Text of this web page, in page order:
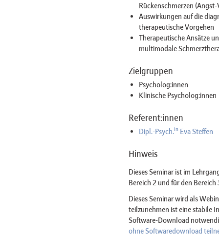
Rückenschmerzen
Auswirkungen auf die
therapeutische Vorgehen
Therapeutische Ansätze
multimodale
Zielgruppen
Psycholog:innen
Klinische Psycholog:innen
Referent:innen
Dipl.-Psych. in Eva Steffen
Hinweis
Dieses Seminar ist im
Bereich 2 und für den Bereich
Dieses Seminar wird als
teilzunehmen ist eine stabile
Software-Download
ohne Softwaredownload